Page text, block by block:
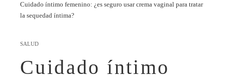
Cuidado íntimo femenino: ¿es seguro usar crema vaginal para tratar
la sequedad íntima?
SALUD
Cuidado íntimo